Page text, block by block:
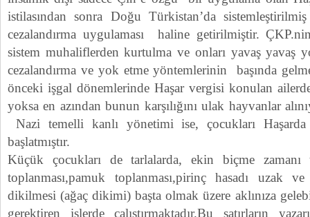
istilasından sonra Doğu Türkistan’da
cezalandırma uygulaması haline getirilmiştir.
sistem muhaliflerden kurtulma ve onları yavaş yavaş
cezalandırma ve yok etme yöntemlerinin başında
önceki işgal dönemlerinde Haşar vergisi konulan ailerde
yoksa en azından bunun karşılığını ulak hayvanlar
Nazi temelli kanlı yönetimi ise, çocukları Haşarda
başlatmıştır.
Küçük çocukları de tarlalarda, ekin biçme zamanı
toplanması,pamuk toplanması,pirinç hasadı uzak
dikilmesi (ağaç dikimi) başta olmak üzere aklınıza
gerektiren işlerde çalıştırmaktadır.Bu satırların